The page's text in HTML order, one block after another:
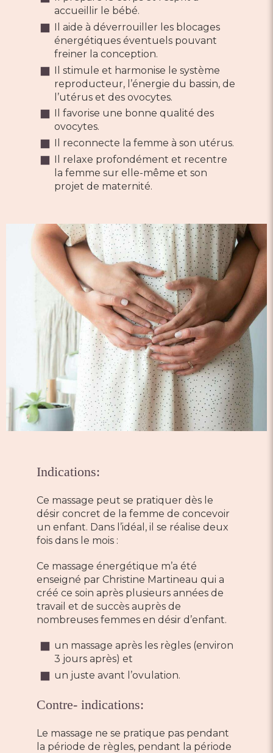
accueillir le bébé.
Il aide à déverrouiller les blocages
énergétiques éventuels pouvant
freiner la conception.
Il stimule et harmonise le système
reproducteur, l’énergie du bassin, de
l’utérus et des ovocytes.
Il favorise une bonne qualité des
ovocytes.
Il reconnecte la femme à son utérus.
Il relaxe profondément et recentre
la femme sur elle-même et son
projet de maternité.
Indications:
Ce massage peut se pratiquer dès le
désir concret de la femme de concevoir
un enfant. Dans l’idéal, il se réalise deux
fois dans le mois :
Ce massage énergétique m’a été
enseigné par Christine Martineau qui a
créé ce soin après plusieurs années de
travail et de succès auprès de
nombreuses femmes en désir d’enfant.
un massage après les règles (environ
3 jours après) et
un juste avant l’ovulation.
Contre- indications:
Le massage ne se pratique pas pendant
la période de règles, pendant la période